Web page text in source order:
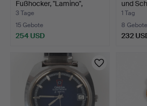
Fußhocker, "Lamino",
Eiche/…
3 Tage
15 Gebote
254 USD
und
1 Tag
8 Gebote
232